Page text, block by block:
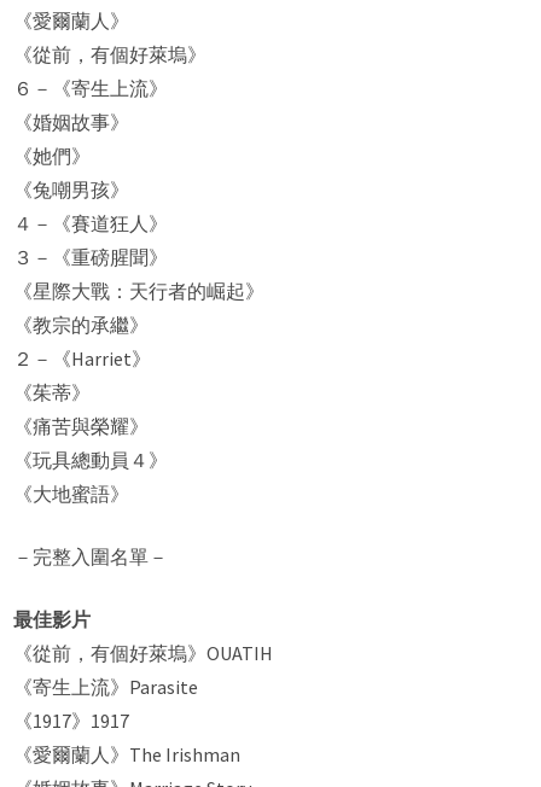
《愛爾蘭人》
《從前，有個好萊塢》
６－《寄生上流》
《婚姻故事》
《她們》
《兔嘲男孩》
４－《賽道狂人》
３－《重磅腥聞》
《星際大戰：天行者的崛起》
《教宗的承繼》
２－《Harriet》
《茱蒂》
《痛苦與榮耀》
《玩具總動員４》
《大地蜜語》
－完整入圍名單－
最佳影片
《從前，有個好萊塢》OUATIH
《寄生上流》Parasite
《1917》1917
《愛爾蘭人》The Irishman